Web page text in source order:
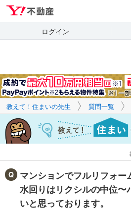
ログイン
教えて！住まいの先生 質問一覧
マンションでフルリフォー
水回りはリクシルの中位〜
いと思っております。